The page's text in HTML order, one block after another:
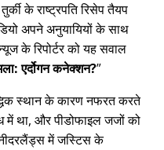
के राष्ट्रपति रिसेप तैयप
अपने अनुयायियों के साथ
के रिपोर्टर को यह सवाल
एर्दोगन कनेक्शन?
स्थान के कारण नफरत करते
था, और पीडोफाइल जजों को
में जस्टिस के